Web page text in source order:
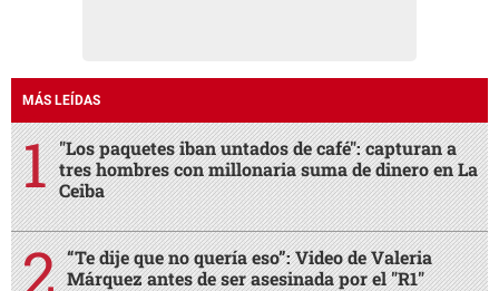
MÁS LEÍDAS
"Los paquetes iban untados de café": capturan a
tres hombres con millonaria suma de dinero en La
Ceiba
“Te dije que no quería eso”: Video de Valeria
Márquez antes de ser asesinada por el "R1"